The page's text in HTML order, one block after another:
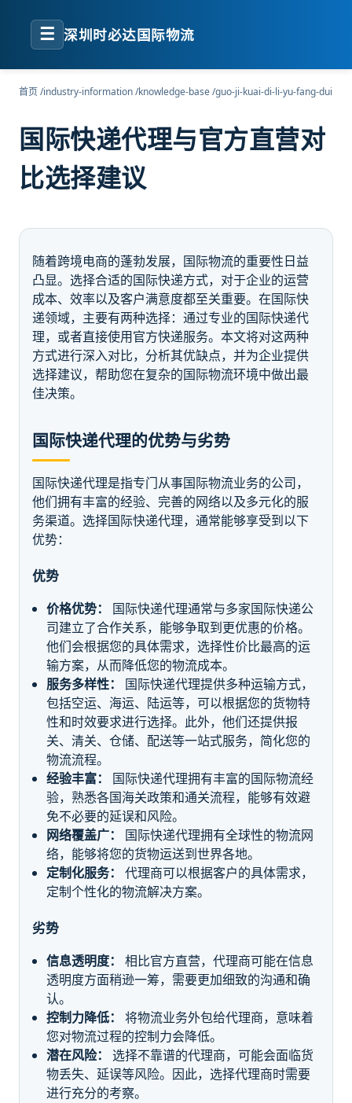
☰ 深圳时必达国际物流
首页/industry-information/knowledge-base/guo-ji-kuai-di-li-yu-fang-dui
国际快递代理与官方直营对
比选择建议
随着跨境电商的蓬勃发展，国际物流的重要性日益
凸显。选择合适的国际快递方式，对于企业的运营
成本、效率以及客户满意度都至关重要。在国际快
递领域，主要有两种选择：通过专业的国际快递代
理，或者直接使用官方快递服务。本文将对这两种
方式进行深入对比，分析其优缺点，并为企业提供
选择建议，帮助您在复杂的国际物流环境中做出最
佳决策。
国际快递代理的优势与劣势
国际快递代理是指专门从事国际物流业务的公司，
他们拥有丰富的经验、完善的网络以及多元化的服
务渠道。选择国际快递代理，通常能够享受到以下
优势：
优势
价格优势：
国际快递代理通常与多家国际快递公
司建立了合作关系，能够争取到更优惠的价格。
他们会根据您的具体需求，选择性价比最高的运
输方案，从而降低您的物流成本。
服务多样性：
国际快递代理提供多种运输方式，
包括空运、海运、陆运等，可以根据您的货物特
性和时效要求进行选择。此外，他们还提供报
关、清关、仓储、配送等一站式服务，简化您的
物流流程。
经验丰富：
国际快递代理拥有丰富的国际物流经
验，熟悉各国海关政策和通关流程，能够有效避
免不必要的延误和风险。
网络覆盖广：
国际快递代理拥有全球性的物流网
络，能够将您的货物运送到世界各地。
定制化服务：
代理商可以根据客户的具体需求，
定制个性化的物流解决方案。
劣势
信息透明度：
相比官方直营，代理商可能在信息
透明度方面稍逊一筹，需要更加细致的沟通和确
认。
控制力降低：
将物流业务外包给代理商，意味着
您对物流过程的控制力会降低。
潜在风险：
选择不靠谱的代理商，可能会面临货
物丢失、延误等风险。因此，选择代理商时需要
进行充分的考察。